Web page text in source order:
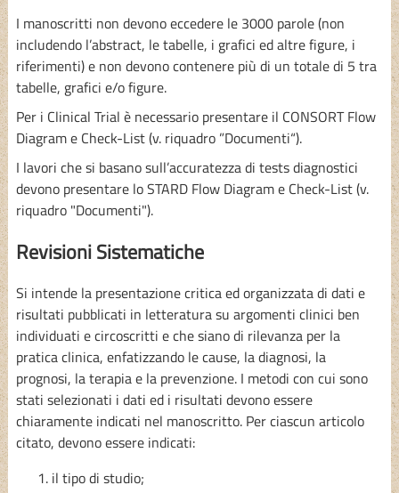
I manoscritti non devono eccedere le 3000 parole (non
includendo l’abstract, le tabelle, i grafici ed altre figure, i
riferimenti) e non devono contenere più di un totale di 5 tra
tabelle, grafici e/o figure.
Per i Clinical Trial è necessario presentare il CONSORT Flow
Diagram e Check-List (v. riquadro ”Documenti“).
I lavori che si basano sull’accuratezza di tests diagnostici
devono presentare lo STARD Flow Diagram e Check-List (v.
riquadro "Documenti").
Revisioni Sistematiche
Si intende la presentazione critica ed organizzata di dati e
risultati pubblicati in letteratura su argomenti clinici ben
individuati e circoscritti e che siano di rilevanza per la
pratica clinica, enfatizzando le cause, la diagnosi, la
prognosi, la terapia e la prevenzione. I metodi con cui sono
stati selezionati i dati ed i risultati devono essere
chiaramente indicati nel manoscritto. Per ciascun articolo
citato, devono essere indicati:
il tipo di studio;